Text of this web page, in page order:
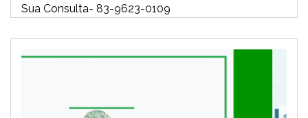
Sua Consulta- 83-9623-0109